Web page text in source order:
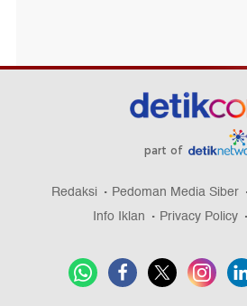
part of
Redaksi Pedoman Media Siber
Info Iklan
Privacy Policy